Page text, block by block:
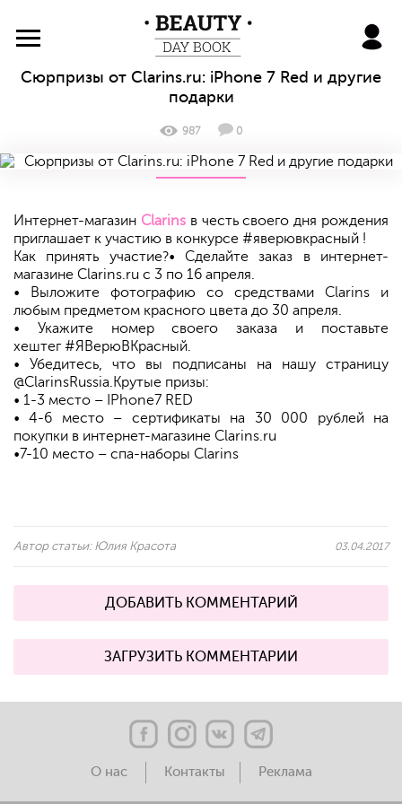
BeautyDayBook
Сюрпризы от Clarins.ru: iPhone 7 Red и другие
подарки
987 0
Интернет-магазин Clarinsв честь своего дня рождения
приглашает к участию в конкурсе #яверювкрасный !
Как принять участие?• Сделайте заказ в интернет-
магазине Clarins.ru с 3 по 16 апреля.
• Выложите фотографию со средствами Clarins и
любым предметом красного цвета до 30 апреля.
• Укажите номер своего заказа и поставьте
хештег #ЯВерюВКрасный.
• Убедитесь, что вы подписаны на нашу страницу
@ClarinsRussia.Крутые призы:
• 1-3 место – IPhone7 RED
• 4-6 место – сертификаты на 30 000 рублей на
покупки в интернет-магазине Clarins.ru
•7-10 место – спа-наборы Clarins
Автор статьи: Юлия Красота 03.04.2017
ДОБАВИТЬ КОММЕНТАРИЙ
ЗАГРУЗИТЬ КОММЕНТАРИИ
О нас Контакты Реклама